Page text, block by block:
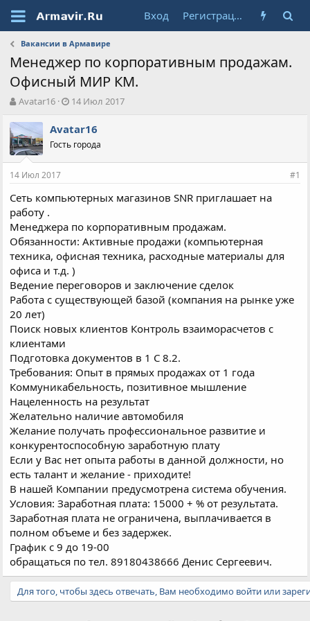
Вход Регистрация
Вакансии в Армавире
Менеджер по корпоративным продажам.
Офисный МИР КМ.
А
т
о
р
т
е
ы
Avatar16
Д
т
н
а
л
14 Июл 2017
Avatar16
Гость города
14 Июл 2017 #1
Сеть компьютерных магазинов SNR приглашает на
работу .
Менеджера по корпоративным продажам.
Обязанности: Активные продажи (компьютерная
техника, офисная техника, расходные материалы для
офиса и т.д. )
Ведение переговоров и заключение сделок
Работа с существующей базой (компания на рынке уже
20 лет)
Поиск новых клиентов Контроль взаиморасчетов с
клиентами
Подготовка документов в 1 С 8.2.
Требования: Опыт в прямых продажах от 1 года
Коммуникабельность, позитивное мышление
Нацеленность на результат
Желательно наличие автомобиля
Желание получать профессиональное развитие и
конкурентоспособную заработную плату
Если у Вас нет опыта работы в данной должности, но
есть талант и желание - приходите!
В нашей Компании предусмотрена система обучения.
Условия: Заработная плата: 15000 + % от результата.
Заработная плата не ограничена, выплачивается в
полном объеме и без задержек.
График с 9 до 19-00
обращаться по тел. 89180438666 Денис Сергеевич.
Для того, чтобы здесь отвечать, Вам необходимо войти или